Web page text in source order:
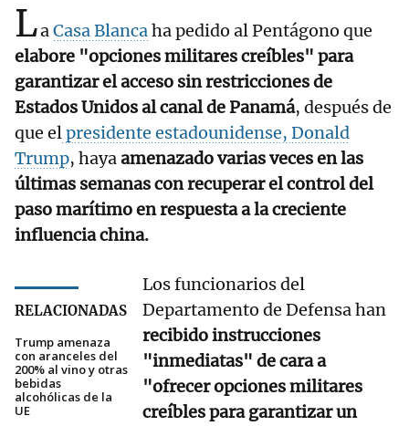
LaCasa Blancaha pedido al Pentágono que
elabore "opciones militares creíbles" para
garantizar el acceso sin restricciones de
Estados Unidos al canal de Panamá, después de
que elpresidente estadounidense, Donald
Trump, hayaamenazado varias veces en las
últimas semanas con recuperar el control del
paso marítimo en respuesta a la creciente
influencia china.
RELACIONADAS
Trump amenaza
con aranceles del
200% al vino y otras
bebidas
alcohólicas de la
UE
Los funcionarios del
Departamento de Defensa han
recibido instrucciones
"inmediatas" de cara a
"ofrecer opciones militares
creíbles para garantizar un